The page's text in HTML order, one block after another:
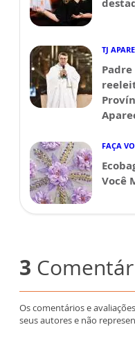
TJ
FAÇA
Você
3
Os comentários e
seus autores e não